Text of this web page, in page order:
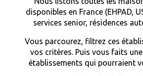
disponibles en France (EHPAD,
services senior, résidences
Vous parcourez, filtrez ces
vos critères. Puis vous faits
établissements qui pourraient